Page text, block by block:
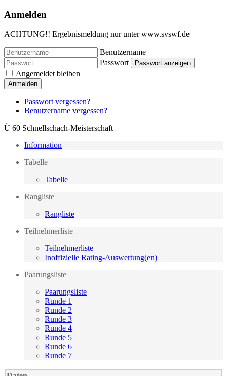
Anmelden
ACHTUNG!! Ergebnismeldung nur unter www.svswf.de
Benutzername
Passwort
Passwort anzeigen
Angemeldet bleiben
Anmelden
Passwort vergessen?
Benutzername vergessen?
Ü 60 Schnellschach-Meisterschaft
Information
Tabelle
Tabelle
Rangliste
Rangliste
Teilnehmerliste
Teilnehmerliste
Inoffizielle Rating-Auswertung(en)
Paarungsliste
Paarungsliste
Runde 1
Runde 2
Runde 3
Runde 4
Runde 5
Runde 6
Runde 7